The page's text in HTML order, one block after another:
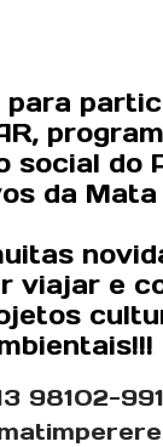
para
social do
da
viajar e
98102-